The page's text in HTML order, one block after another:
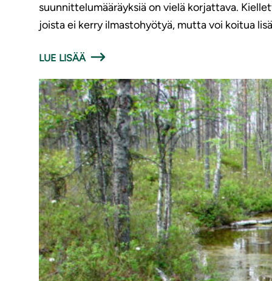
suunnittelumääräyksiä on vielä korjattava.
joista ei kerry ilmastohyötyä, mutta voi koitua
LUE LISÄÄ